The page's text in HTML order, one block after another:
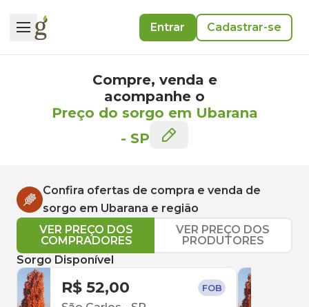
Entrar Cadastrar-se
Compre, venda e
acompanhe o
Preço do sorgo em Ubarana
- SP
Confira ofertas de compra e venda de
sorgo em Ubarana e região
VER PREÇO DOS
COMPRADORES
VER PREÇO DOS
PRODUTORES
Sorgo Disponível
R$ 52,00 FOB